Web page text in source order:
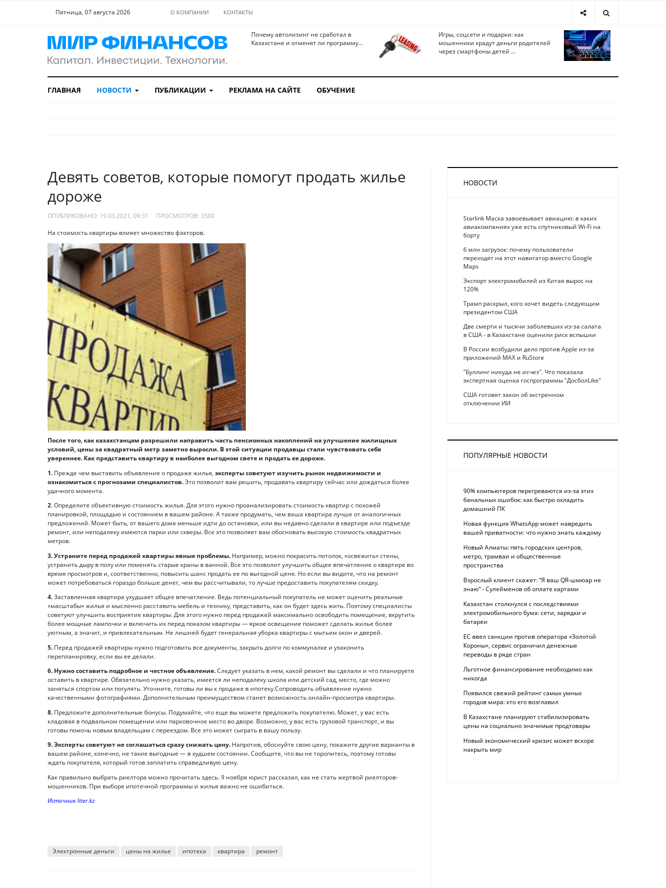
Пятница, 07 августа 2026 О КОМПАНИИ КОНТАКТЫ
Почему автолизинг не сработал в
Казахстане и отменят ли программу...
Игры, соцсети и подарки: как
мошенники крадут деньги родителей
через смартфоны детей ...
ГЛАВНАЯ НОВОСТИ ПУБЛИКАЦИИ РЕКЛАМА НА САЙТЕ ОБУЧЕНИЕ
Девять советов, которые помогут продать жилье
дороже
ОПУБЛИКОВАНО: 19.03.2021, 09:31 ПРОСМОТРОВ: 3500
На стоимость квартиры влияет множество факторов.
После того, как казахстанцам разрешили направить часть пенсионных накоплений на улучшение жилищных
условий, цены за квадратный метр заметно выросли. В этой ситуации продавцы стали чувствовать себя
увереннее. Как представить квартиру в наиболее выгодном свете и продать ее дороже.
1. Прежде чем выставить объявление о продаже жилья, эксперты советуют изучить рынок недвижимости и
ознакомиться с прогнозами специалистов.Это позволит вам решить, продавать квартиру сейчас или дождаться более
удачного момента.
2. Определите объективную стоимость жилья. Для этого нужно проанализировать стоимость квартир с похожей
планировкой, площадью и состоянием в вашем районе. А также продумать, чем ваша квартира лучше от аналогичных
предложений. Может быть, от вашего дома меньше идти до остановки, или вы недавно сделали в квартире или подъезде
ремонт, или неподалеку имеются парки или скверы. Все это позволяет вам обосновать высокую стоимость квадратных
метров.
3.Устраните перед продажей квартиры явные проблемы. Например, можно покрасить потолок, «освежить» стены,
устранить дыру в полу или поменять старые краны в ванной. Все это позволит улучшить общее впечатление о квартире во
время просмотров и, соответственно, повысить шанс продать ее по выгодной цене. Но если вы видите, что на ремонт
может потребоваться гораздо больше денег, чем вы рассчитывали, то лучше предоставить покупателям скидку.
4.Заставленная квартира ухудшает общее впечатление. Ведь потенциальный покупатель не может оценить реальные
«масштабы» жилья и мысленно расставить мебель и технику, представить, как он будет здесь жить. Поэтому специалисты
советуют улучшить восприятие квартиры. Для этого нужно перед продажей максимально освободить помещение, вкрутить
более мощные лампочки и включить их перед показом квартиры — яркое освещение поможет сделать жилье более
уютным, а значит, и привлекательным. Не лишней будет генеральная уборка квартиры с мытьем окон и дверей.
5. Перед продажей квартиры нужно подготовить все документы, закрыть долги по коммуналке и узаконить
перепланировку, если вы ее делали.
6. Нужно составить подробное и честное объявление.Следует указать в нем, какой ремонт вы сделали и что планируете
оставить в квартире. Обязательно нужно указать, имеется ли неподалеку школа или детский сад, место, где можно
заняться спортом или погулять. Уточните, готовы ли вы к продаже в ипотеку.Сопроводить объявление нужно
качественными фотографиями. Дополнительным преимуществом станет возможность онлайн-просмотра квартиры.
8. Предложите дополнительные бонусы. Подумайте, что еще вы можете предложить покупателю. Может, у вас есть
кладовая в подвальном помещении или парковочное место во дворе. Возможно, у вас есть грузовой транспорт, и вы
готовы помочь новым владельцам с переездом. Все это может сыграть в вашу пользу.
9. Эксперты советуют не соглашаться сразу снижать цену. Напротив, обоснуйте свою цену, покажите другие варианты в
вашем районе, конечно, не такие выгодные — в худшем состоянии. Сообщите, что вы не торопитесь, поэтому готовы
ждать покупателя, который готов заплатить справедливую цену.
Как правильно выбрать риелтора можно прочитать здесь. 9 ноября юрист рассказал, как не стать жертвой риелторов-
мошенников. При выборе ипотечной программы и жилья важно не ошибиться.
Источник liter.kz
Электронные деньги цены на жилье ипотека квартира ремонт
НОВОСТИ
Starlink Маска завоевывает авиацию: в каких
авиакомпаниях уже есть спутниковый Wi-Fi на
борту
6 млн загрузок: почему пользователи
переходят на этот навигатор вместо Google
Maps
Экспорт электромобилей из Китая вырос на
120%
Трамп раскрыл, кого хочет видеть следующим
президентом США
Две смерти и тысячи заболевших из-за салата
в США - в Казахстане оценили риск вспышки
В России возбудили дело против Apple из-за
приложений MAX и RuStore
"Буллинг никуда не исчез". Что показала
экспертная оценка госпрограммы "ДосболLike"
США готовят закон об экстренном
отключении ИИ
ПОПУЛЯРНЫЕ НОВОСТИ
90% компьютеров перегреваются из-за этих
банальных ошибок: как быстро охладить
домашний ПК
Новая функция WhatsApp может навредить
вашей приватности: что нужно знать каждому
Новый Алматы: пять городских центров,
метро, трамваи и общественные
пространства
Взрослый клиент скажет: “Я ваш QR-шмюар не
знаю“ - Сулейменов об оплате картами
Казахстан столкнулся с последствиями
электромобильного бума: сети, зарядки и
батареи
ЕС ввел санкции против оператора «Золотой
Короны», сервис ограничил денежные
переводы в ряде стран
Льготное финансирование необходимо как
никогда
Появился свежий рейтинг самых умных
городов мира: кто его возглавил
В Казахстане планируют стабилизировать
цены на социально значимые продтовары
Новый экономический кризис может вскоре
накрыть мир